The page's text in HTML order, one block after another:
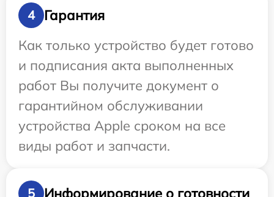
4
Гарантия
Как только устройство будет готово
и подписания акта выполненных
работ Вы получите документ о
гарантийном обслуживании
устройства Apple сроком на все
виды работ и запчасти.
5 Информирование о готовности